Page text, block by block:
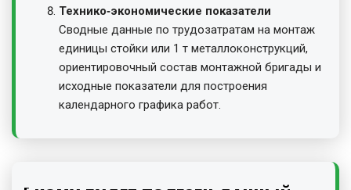
Технико‑экономические показатели
Сводные данные по трудозатратам на монтаж
единицы стойки или 1 т металлоконструкций,
ориентировочный состав монтажной бригады и
исходные показатели для построения
календарного графика работ.